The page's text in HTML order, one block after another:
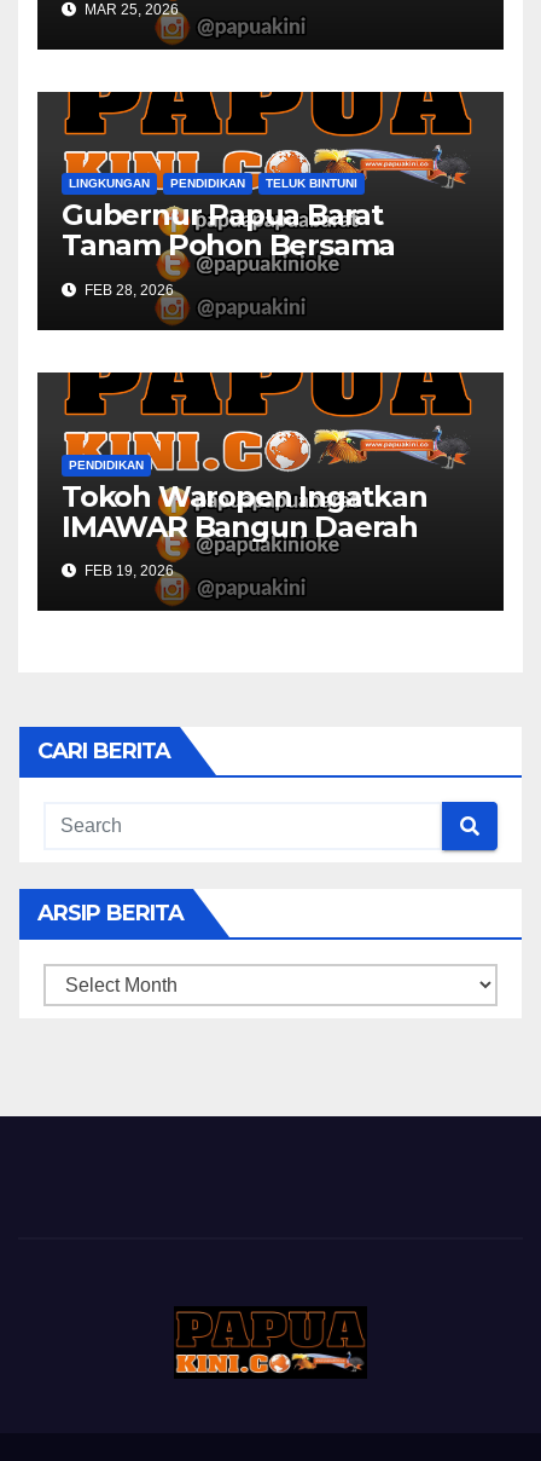
MAR 25, 2026
LINGKUNGAN PENDIDIKAN TELUK BINTUNI
Gubernur Papua Barat
Tanam Pohon Bersama
Civitas Academica
Universitas Muhammadiyah
FEB 28, 2026
PENDIDIKAN
Tokoh Waropen Ingatkan
IMAWAR Bangun Daerah
FEB 19, 2026
CARI BERITA
ARSIP BERITA
ARSIP